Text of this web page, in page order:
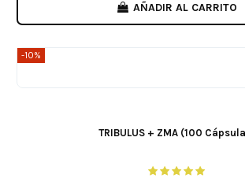
AÑADIR AL CARRITO
-10%
TRIBULUS + ZMA (100